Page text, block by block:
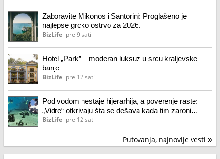
Zaboravite Mikonos i Santorini: Proglašeno je
najlepše grčko ostrvo za 2026.
BizLife pre 9 sati
Hotel „Park” – moderan luksuz u srcu kraljevske
banje
BizLife pre 12 sati
Pod vodom nestaje hijerarhija, a poverenje raste:
„Vidre“ otkrivaju šta se dešava kada tim zaroni
zajedno
BizLife pre 12 sati
Putovanja, najnovije vesti »